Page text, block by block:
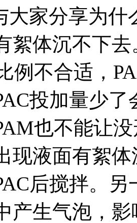
大家分享为什
絮体沉不下
例不合适，
投加量少
也不能让
现液面有絮
后搅拌。
产生气泡，